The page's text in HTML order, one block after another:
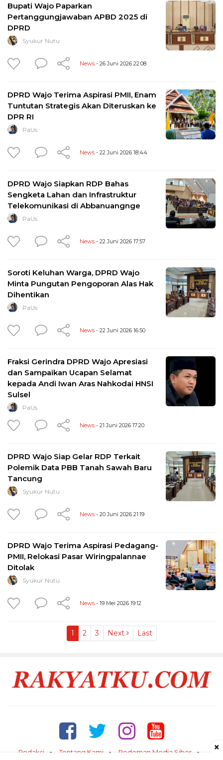
Bupati Wajo Paparkan
Pertanggungjawaban APBD 2025 di
DPRD
Syukur Nutu
News - 26 Juni 2026 22:08
DPRD Wajo Terima Aspirasi PMII, Enam
Tuntutan Strategis Akan Diteruskan ke
DPR RI
PaUs
News - 22 Juni 2026 18:44
DPRD Wajo Siapkan RDP Bahas
Sengketa Lahan dan Infrastruktur
Telekomunikasi di Abbanuangnge
PaUs
News - 22 Juni 2026 17:57
Soroti Keluhan Warga, DPRD Wajo
Minta Pungutan Pengoporan Alas Hak
Dihentikan
PaUs
News - 22 Juni 2026 16:50
Fraksi Gerindra DPRD Wajo Apresiasi
dan Sampaikan Ucapan Selamat
kepada Andi Iwan Aras Nahkodai HNSI
Sulsel
PaUs
News - 21 Juni 2026 17:20
DPRD Wajo Siap Gelar RDP Terkait
Polemik Data PBB Tanah Sawah Baru
Tancung
Syukur Nutu
News - 20 Juni 2026 21:19
DPRD Wajo Terima Aspirasi Pedagang-
PMII, Relokasi Pasar Wiringpalannae
Ditolak
Syukur Nutu
News - 19 Mei 2026 19:12
1 2 3 Next Last
Redaksi Tentang Kami Pedoman Media Siber ×